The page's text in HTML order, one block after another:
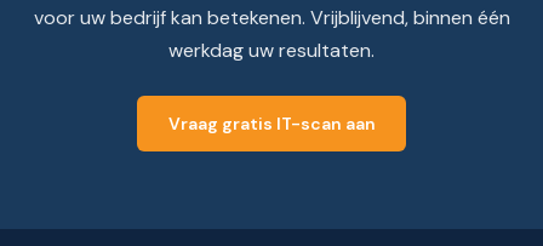
voor uw bedrijf kan betekenen. Vrijblijvend, binnen één
werkdag uw resultaten.
Vraag gratis IT-scan aan